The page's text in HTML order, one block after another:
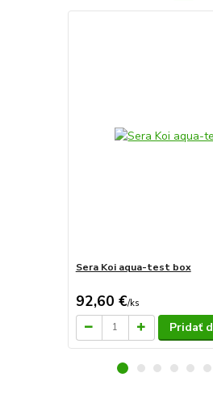
Sera Koi aqua-test box
92,60 €/ks
Pridať